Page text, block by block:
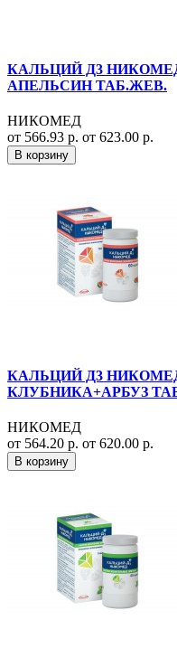
КАЛЬЦИЙ Д3 НИКОМЕД
АПЕЛЬСИН ТАБ.ЖЕВ.
НИКОМЕД
от 566.93 р. от 623.00 р.
В корзину
КАЛЬЦИЙ Д3 НИКОМЕД
КЛУБНИКА+АРБУЗ
НИКОМЕД
от 564.20 р. от 620.00 р.
В корзину